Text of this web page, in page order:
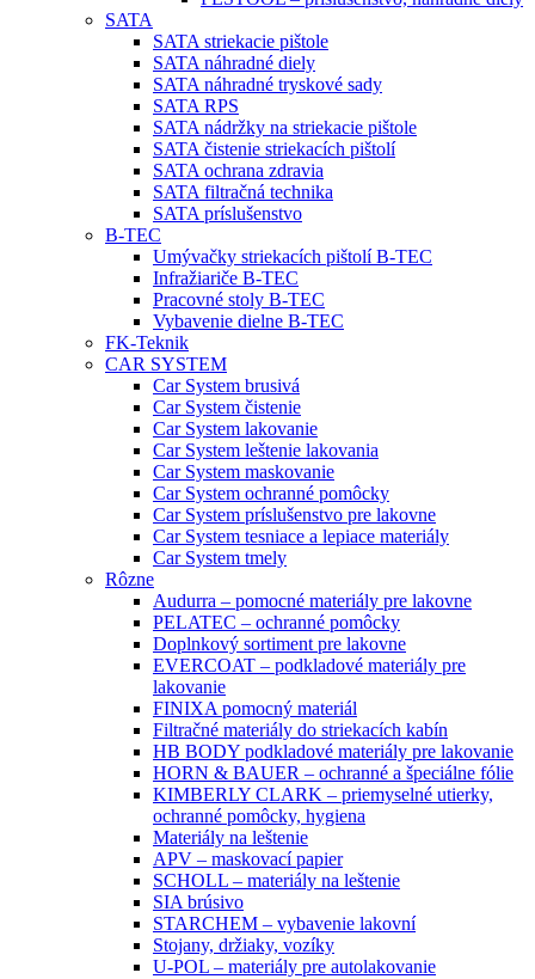
SATA
SATA striekacie pištole
SATA náhradné diely
SATA náhradné tryskové sady
SATA RPS
SATA nádržky na striekacie pištole
SATA čistenie striekacích pištolí
SATA ochrana zdravia
SATA filtračná technika
SATA príslušenstvo
B-TEC
Umývačky striekacích pištolí B-TEC
Infražiariče B-TEC
Pracovné stoly B-TEC
Vybavenie dielne B-TEC
FK-Teknik
CAR SYSTEM
Car System brusivá
Car System čistenie
Car System lakovanie
Car System leštenie lakovania
Car System maskovanie
Car System ochranné pomôcky
Car System príslušenstvo pre lakovne
Car System tesniace a lepiace materiály
Car System tmely
Rôzne
Audurra – pomocné materiály pre lakovne
PELATEC – ochranné pomôcky
Doplnkový sortiment pre lakovne
EVERCOAT – podkladové materiály pre
lakovanie
FINIXA pomocný materiál
Filtračné materiály do striekacích kabín
HB BODY podkladové materiály pre lakovanie
HORN & BAUER – ochranné a špeciálne fólie
KIMBERLY CLARK – priemyselné utierky,
ochranné pomôcky, hygiena
Materiály na leštenie
APV – maskovací papier
SCHOLL – materiály na leštenie
SIA brúsivo
STARCHEM – vybavenie lakovní
Stojany, držiaky, vozíky
U-POL – materiály pre autolakovanie